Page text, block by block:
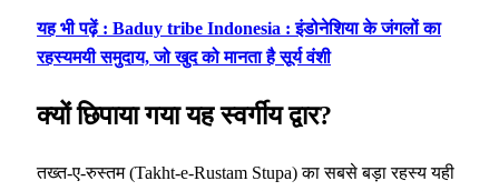
यह भी पढ़ें : Baduy tribe Indonesia : इंडोनेशिया के जंगलों का
रहस्यमयी समुदाय, जो खुद को मानता है सूर्य वंशी
क्यों छिपाया गया यह स्वर्गीय द्वार?
तख्त-ए-रुस्तम (Takht-e-Rustam Stupa) का सबसे बड़ा रहस्य यही